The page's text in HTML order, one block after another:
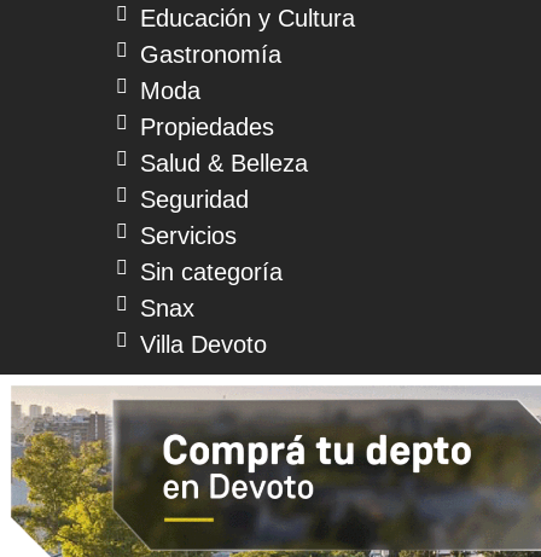
Educación y Cultura
Gastronomía
Moda
Propiedades
Salud & Belleza
Seguridad
Servicios
Sin categoría
Snax
Villa Devoto
© 2026 Devoto Magazine